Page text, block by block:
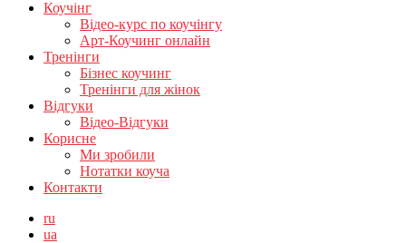
Коучінг
Відео-курс по коучінгу
Арт-Коучинг онлайн
Тренінги
Бізнес коучинг
Тренінги для жінок
Відгуки
Відео-Відгуки
Корисне
Ми зробили
Нотатки коуча
Контакти
ru
ua